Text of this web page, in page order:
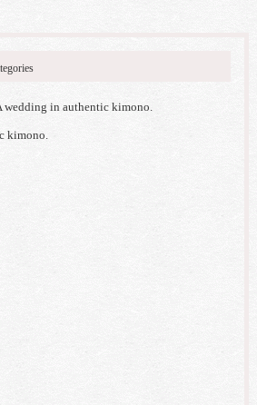
wedding in authentic kimono.
kimono.